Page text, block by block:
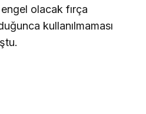
engel olacak fırça
kullanılmaması